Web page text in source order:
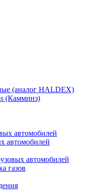
(аналог HALDEX)
(Камминз)
автомобилей
автомобилей
автомобилей
газов